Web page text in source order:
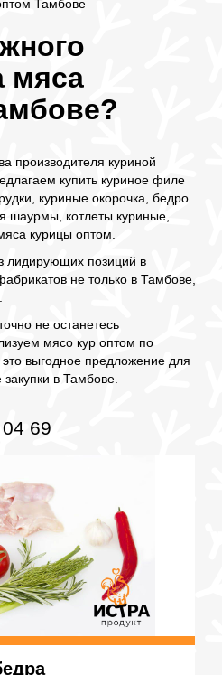
Тамбове
мяса
производителя куриной
купить куриное филе
куриные окорочка, бедро
шаурмы, котлеты куриные,
курицы оптом.
лидирующих позиций в
не только в Тамбове,
не останетесь
мясо кур оптом по
выгодное предложение для
в Тамбове.
69